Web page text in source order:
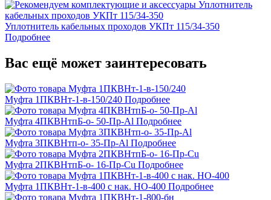
Уплотнитель кабельных проходов УКПт 115/34-350
Подробнее
Вас ещё может заинтересовать
Муфта 1ПКВНт-1-в-150/240 Подробнее
Муфта 4ПКВНтпБ-о- 50-Пр-Al Подробнее
Муфта 3ПКВНтп-о- 35-Пр-Al Подробнее
Муфта 2ПКВНтпБ-о- 16-Пр-Cu Подробнее
Муфта 1ПКВНт-1-в-400 с нак. НО-400 Подробнее